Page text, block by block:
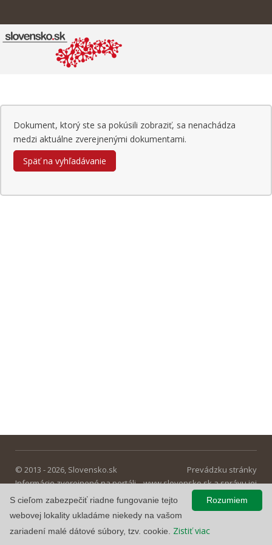
Dokument, ktorý ste sa pokúsili zobraziť, sa nenachádza
medzi aktuálne zverejnenými dokumentami.
Späť na vyhľadávanie
© 2013 - 2026, Slovensko.sk
Informácie zverejnené na portáli
majú informatívny charakter.
Prevádzku stránky
www.slovensko.sk a správu jej
obsahu zabezpečuje
Národná agentúra pre sieťové a
Rozumiem
S cieľom zabezpečiť riadne fungovanie tejto
webovej lokality ukladáme niekedy na vašom
zariadení malé dátové súbory, tzv. cookie. Zistiť viac